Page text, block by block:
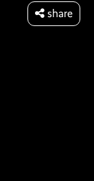
share